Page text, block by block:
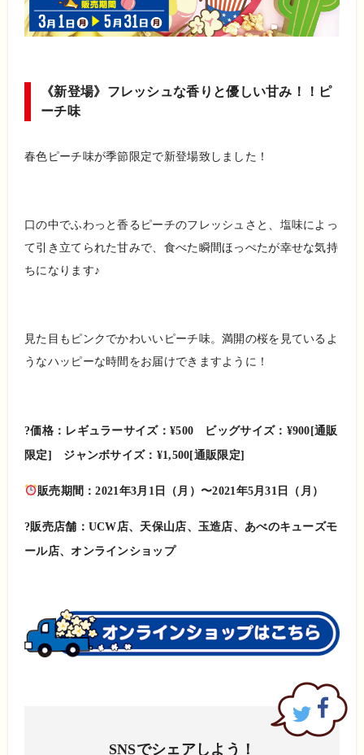
《新登場》フレッシュな香りと優しい甘み！！ピ
ーチ味
春色ピーチ味が季節限定で新登場致しました！
口の中でふわっと香るピーチのフレッシュさと、塩味によっ
て引き立てられた甘みで、食べた瞬間ほっぺたが幸せな気持
ちになります♪
見た目もピンクでかわいいピーチ味。満開の桜を見ているよ
うなハッピーな時間をお届けできますように！
?価格：レギュラーサイズ：¥500 ビッグサイズ：¥900[通販
限定] ジャンボサイズ：¥1,500[通販限定]
販売期間：2021年3月1日（月）〜2021年5月31日（月）
?販売店舗：UCW店、天保山店、玉造店、あべのキューズモ
ール店、オンラインショップ
SNSでシェアしよう！